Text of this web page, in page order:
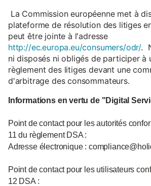
La Commission européenne met à
plateforme de résolution des litiges
peut être jointe à l'adresse
http://ec.europa.eu/consumers/odr/.
ni disposés ni obligés de participer à
règlement des litiges devant une
d'arbitrage des consommateurs.
Informations en vertu de "Digital
Point de contact pour les autorités
11 du règlement DSA :
Adresse électronique :
Point de contact pour les utilisateurs
12 DSA :